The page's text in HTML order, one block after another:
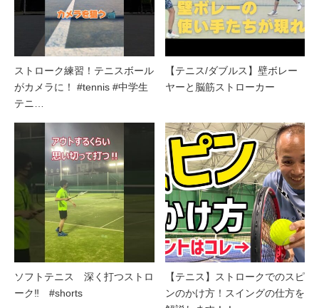
ストローク練習！テニスボール
がカメラに！ #tennis #中学生
テニ…
【テニス/ダブルス】壁ボレー
ヤーと脳筋ストローカー
ソフトテニス 深く打つストロ
ーク‼ #shorts
【テニス】ストロークでのスピ
ンのかけ方！スイングの仕方を